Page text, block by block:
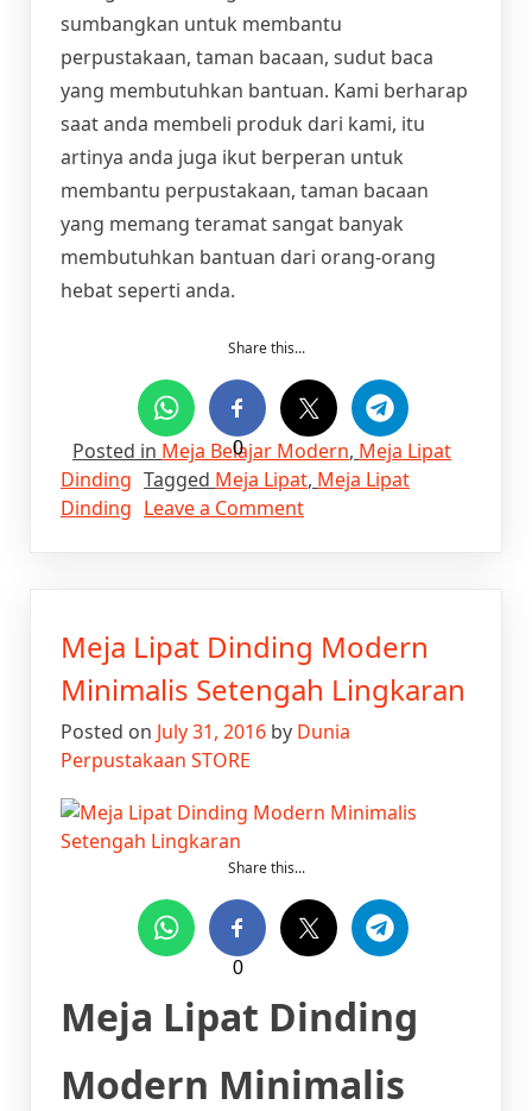
sumbangkan untuk membantu
perpustakaan, taman bacaan, sudut baca
yang membutuhkan bantuan. Kami berharap
saat anda membeli produk dari kami, itu
artinya anda juga ikut berperan untuk
membantu perpustakaan, taman bacaan
yang memang teramat sangat banyak
membutuhkan bantuan dari orang-orang
hebat seperti anda.
Share this...
0
Posted in Meja Belajar Modern, Meja Lipat
Dinding Tagged Meja Lipat, Meja Lipat
Dinding Leave a Commenton
Minimalis
dan
Praktis
Meja Lipat Dinding Modern
Minimalis Setengah Lingkaran
Posted on July 31, 2016 by Dunia
Perpustakaan STORE
Share this...
0
Meja Lipat Dinding
Modern Minimalis